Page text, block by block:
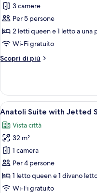
per
Villa
Chrisoula
Residence
3 camere
Per 5 persone
2 letti queen e 1 letto a una
Wi-Fi gratuito
Scopri di più
Altri
Chrisoula
Avalon
Apri
tutte
le
foto
per
Anatoli
Suite
with
11
Anatoli Suite with Jetted
Vista città
32 m²
1 camera
Per 4 persone
1 letto queen e 1 divano
Wi-Fi gratuito